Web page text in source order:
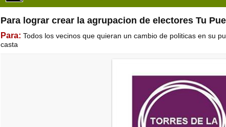
Para lograr crear la agrupacion de electores Tu
Para: Todos los vecinos que quieran un cambio de politicas en su
casta